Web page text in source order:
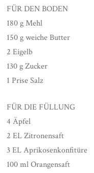
FÜR DEN BODEN
180 g Mehl
150 g weiche Butter
2 Eigelb
130 g Zucker
1 Prise Salz
FÜR DIE FÜLLUNG
4 Äpfel
2 EL Zitronensaft
3 EL Aprikosenkonfitüre
100 ml Orangensaft